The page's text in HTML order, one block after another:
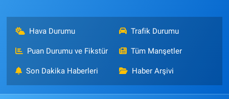
Hava Durumu Trafik Durumu
Puan Durumu ve Fikstür Tüm Manşetler
Son Dakika Haberleri Haber Arşivi